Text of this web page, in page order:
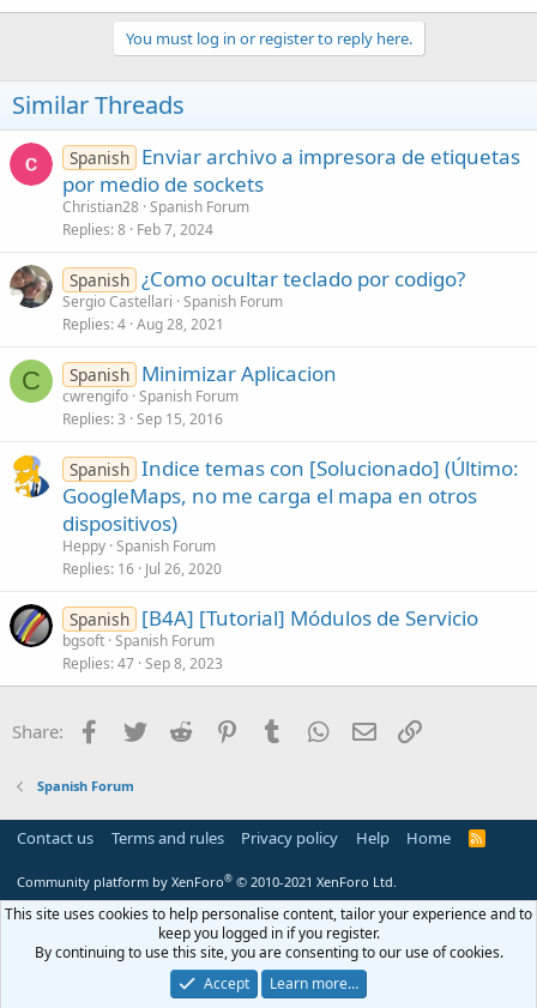
You must log in or register to reply here.
Similar Threads
Spanish Enviar archivo a impresora de etiquetas
por medio de sockets
Christian28 Spanish Forum
Replies 8 Feb 7, 2024
Spanish ¿Como ocultar teclado por codigo?
Sergio Castellari Spanish Forum
Replies 4 Aug 28, 2021
C Spanish Minimizar Aplicacion
cwrengifo Spanish Forum
Replies 3 Sep 15, 2016
Spanish Indice temas con [Solucionado] (Último:
GoogleMaps, no me carga el mapa en otros
dispositivos)
Heppy Spanish Forum
Replies 16 Jul 26, 2020
Spanish [B4A] [Tutorial] Módulos de Servicio
bgsoft Spanish Forum
Replies 47 Sep 8, 2023
Share: Facebook
Twitter Reddit PinterestTumblr WhatsApp
Email
Spanish Forum
Contact us Terms and rules Privacy policy Help Home
R
Community platform by XenForo® © 2010-2021 XenForo Ltd.
This site uses cookies to help personalise content, tailor your experience and to
keep you logged in if you register.
By continuing to use this site, you are consenting to our use of cookies.
Accept
Learn more…